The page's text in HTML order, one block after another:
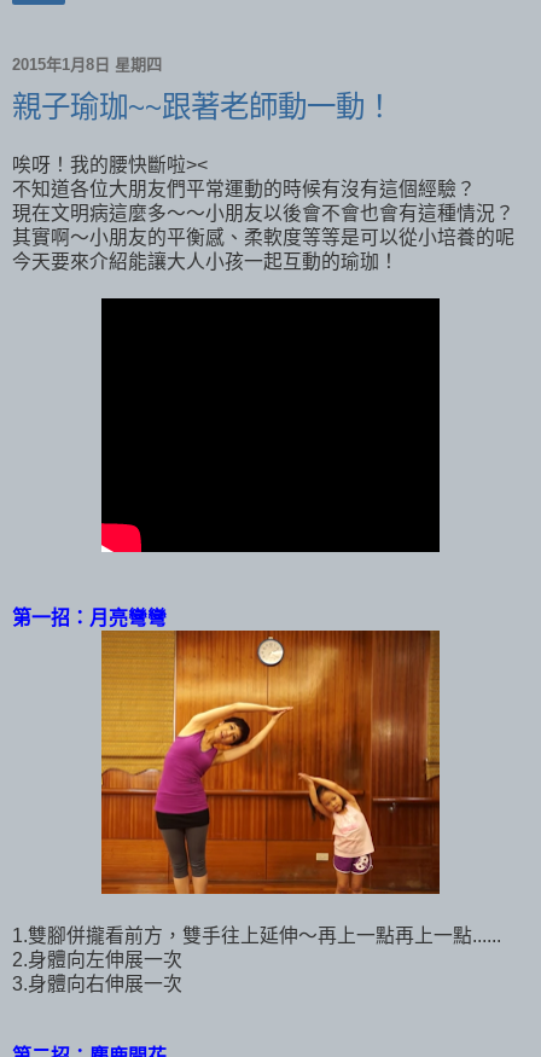
2015年1月8日 星期四
親子瑜珈~~跟著老師動一動！
唉呀！我的腰快斷啦><
不知道各位大朋友們平常運動的時候有沒有這個經驗？
現在文明病這麼多～～小朋友以後會不會也會有這種情況？
其實啊～小朋友的平衡感、柔軟度等等是可以從小培養的呢
今天要來介紹能讓大人小孩一起互動的瑜珈！
第一招：月亮彎彎
1.雙腳併攏看前方，雙手往上延伸～再上一點再上一點......
2.身體向左伸展一次
3.身體向右伸展一次